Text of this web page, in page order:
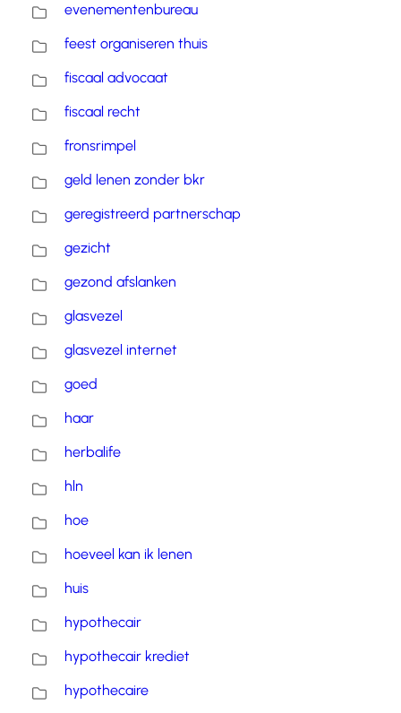
evenementenbureau
feest organiseren thuis
fiscaal advocaat
fiscaal recht
fronsrimpel
geld lenen zonder bkr
geregistreerd partnerschap
gezicht
gezond afslanken
glasvezel
glasvezel internet
goed
haar
herbalife
hln
hoe
hoeveel kan ik lenen
huis
hypothecair
hypothecair krediet
hypothecaire